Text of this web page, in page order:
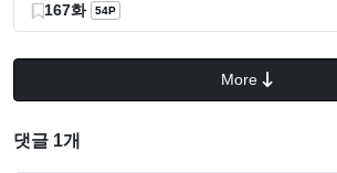
167화 54P
More
댓글 1개